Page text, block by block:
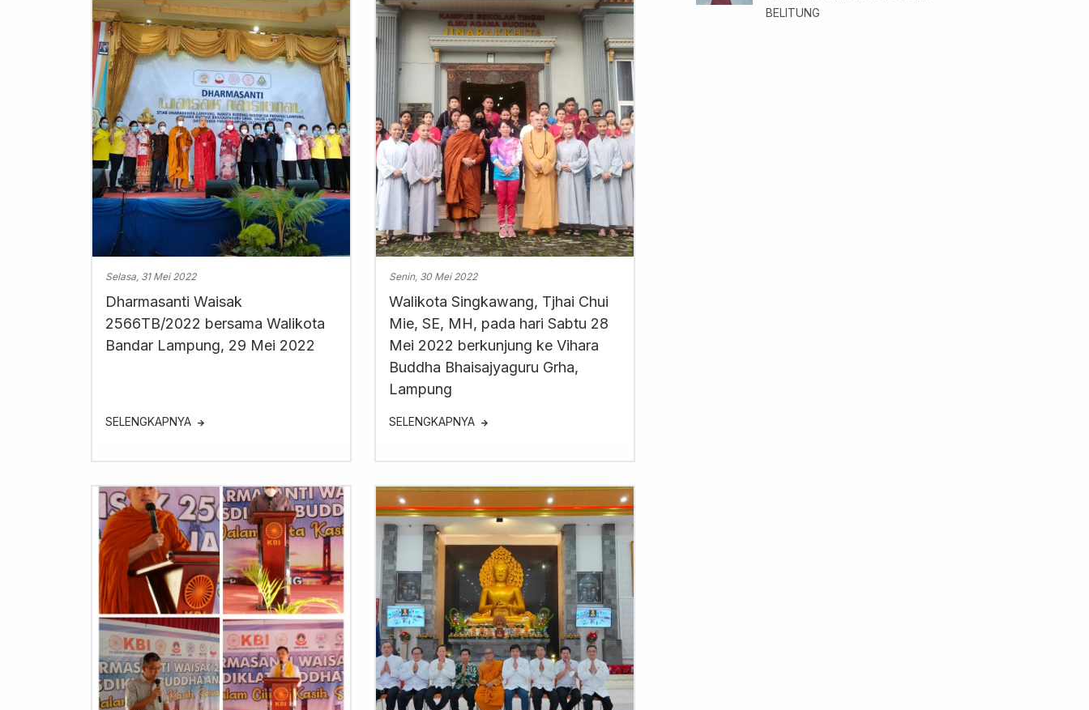
Selasa, 31 Mei 2022
Dharmasanti Waisak
2566TB/2022 bersama Walikota
Bandar Lampung, 29 Mei 2022
SELENGKAPNYA
Senin, 30 Mei 2022
Walikota Singkawang, Tjhai Chui
Mie, SE, MH, pada hari Sabtu 28
Mei 2022 berkunjung ke Vihara
Buddha Bhaisajyaguru Grha,
Lampung
SELENGKAPNYA
BELITUNG